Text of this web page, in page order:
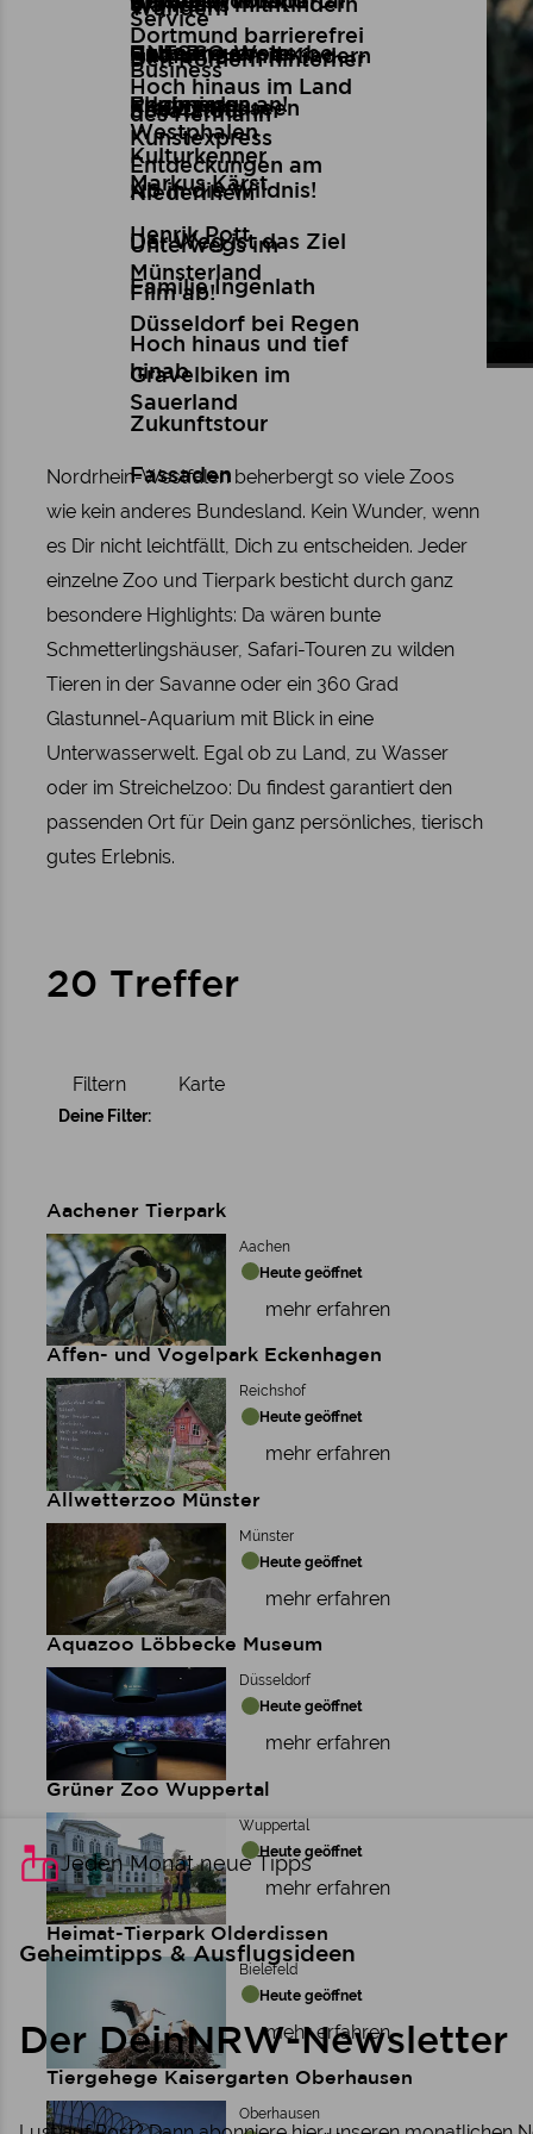
Wandern
Den Römern hinterher
Schatztour im
Kunstexpress
Ab in die Wildnis!
Der Weg ist das Ziel
Film ab!
Hoch hinaus und tief
hinab
Zukunftstour
Fassaden
Wandern mit Kindern
Radfahren mit Kindern
Freilichtmuseen
Ruth Breuer
Regina von
Westphalen
Markus Kärst
Henrik Pott
Familie Ingenlath
Genuss
Erlebnisse
UNESCO-Welterbe
Flugmodus an!
Kulturkenner
Skywalks
Dortmund barrierefrei
Hoch hinaus im Land
des Hermann
Entdeckungen am
Niederrhein
Unterwegs im
Münsterland
Düsseldorf bei Regen
Gravelbiken im
Sauerland
Reiseangebote
Service
Business
Nordrhein-Westfalen beherbergt so viele Zoos
wie kein anderes Bundesland. Kein Wunder, wenn
es Dir nicht leichtfällt, Dich zu entscheiden. Jeder
einzelne Zoo und Tierpark besticht durch ganz
besondere Highlights: Da wären bunte
Schmetterlingshäuser, Safari-Touren zu wilden
Tieren in der Savanne oder ein 360 Grad
Glastunnel-Aquarium mit Blick in eine
Unterwasserwelt. Egal ob zu Land, zu Wasser
oder im Streichelzoo: Du findest garantiert den
passenden Ort für Dein ganz persönliches, tierisch
gutes Erlebnis.
20 Treffer
Filtern Karte
Deine Filter:
Aachener Tierpark
Aachen
Heute geöffnet
mehr erfahren
Affen- und Vogelpark Eckenhagen
Reichshof
Heute geöffnet
mehr erfahren
Allwetterzoo Münster
Münster
Heute geöffnet
mehr erfahren
Aquazoo Löbbecke Museum
Düsseldorf
Heute geöffnet
mehr erfahren
Grüner Zoo Wuppertal
Wuppertal
Heute geöffnet
mehr erfahren
Heimat-Tierpark Olderdissen
Bielefeld
Heute geöffnet
mehr erfahren
Tiergehege Kaisergarten Oberhausen
Oberhausen
Jeden Monat neue Tipps
Geheimtipps & Ausflugsideen
Der DeinNRW-Newsletter